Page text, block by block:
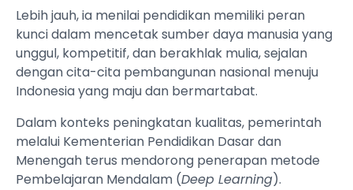
Lebih jauh, ia menilai pendidikan memiliki peran
kunci dalam mencetak sumber daya manusia yang
unggul, kompetitif, dan berakhlak mulia, sejalan
dengan cita-cita pembangunan nasional menuju
Indonesia yang maju dan bermartabat.
Dalam konteks peningkatan kualitas, pemerintah
melalui Kementerian Pendidikan Dasar dan
Menengah terus mendorong penerapan metode
Pembelajaran Mendalam (Deep Learning).